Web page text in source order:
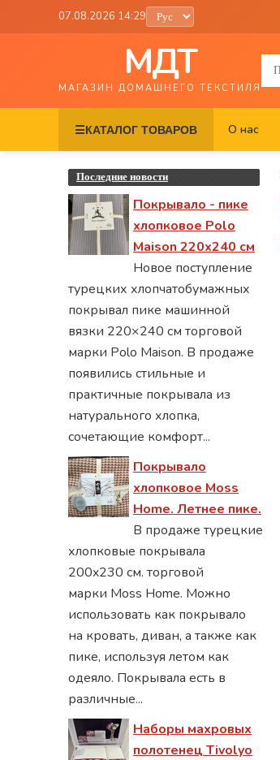
07.08.2026 14:29
МДТ
МАГАЗИН ДОМАШНЕГО ТЕКСТИЛЯ
☰КАТАЛОГ ТОВАРОВ О нас
Последние новости
Покрывало - пике
хлопковое Polo
Maison 220х240 см
Новое поступление
турецких хлопчатобумажных
покрывал пике машинной
вязки 220×240 см торговой
марки Polo Maison. В продаже
появились стильные и
практичные покрывала из
натурального хлопка,
сочетающие комфорт...
Покрывало
хлопковое Moss
Home. Летнее пике.
В продаже турецкие
хлопковые покрывала
200x230 см. торговой
марки Moss Home. Можно
использовать как покрывало
на кровать, диван, а также как
пике, используя летом как
одеяло. Покрывала есть в
различные...
Наборы махровых
полотенец Tivolyo